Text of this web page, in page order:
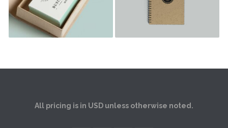
All pricing is in USD unless otherwise noted.